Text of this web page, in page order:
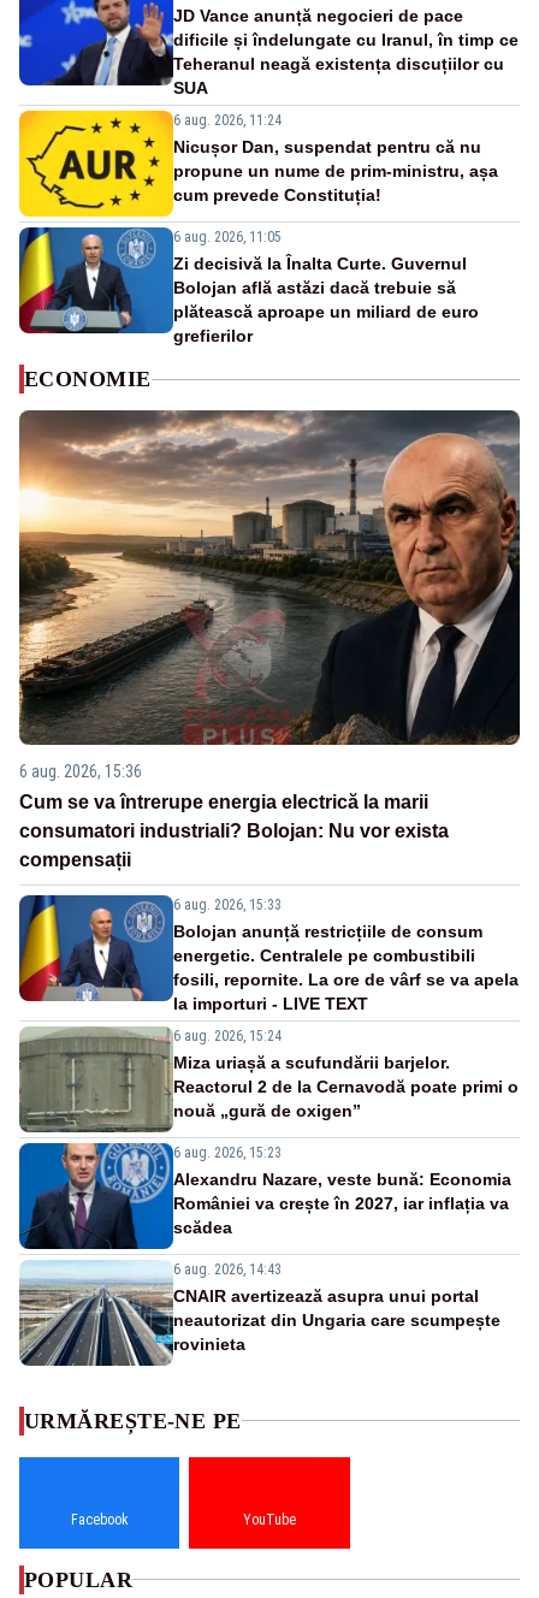
JD Vance anunță negocieri de pace
dificile și îndelungate cu Iranul, în timp ce
Teheranul neagă existența discuțiilor cu
SUA
6 aug. 2026, 11:24
Nicușor Dan, suspendat pentru că nu
propune un nume de prim-ministru, așa
cum prevede Constituția!
6 aug. 2026, 11:05
Zi decisivă la Înalta Curte. Guvernul
Bolojan află astăzi dacă trebuie să
plătească aproape un miliard de euro
grefierilor
ECONOMIE
6 aug. 2026, 15:36
Cum se va întrerupe energia electrică la marii
consumatori industriali? Bolojan: Nu vor exista
compensații
6 aug. 2026, 15:33
Bolojan anunță restricțiile de consum
energetic. Centralele pe combustibili
fosili, repornite. La ore de vârf se va apela
la importuri - LIVE TEXT
6 aug. 2026, 15:24
Miza uriașă a scufundării barjelor.
Reactorul 2 de la Cernavodă poate primi o
nouă „gură de oxigen”
6 aug. 2026, 15:23
Alexandru Nazare, veste bună: Economia
României va crește în 2027, iar inflația va
scădea
6 aug. 2026, 14:43
CNAIR avertizează asupra unui portal
neautorizat din Ungaria care scumpește
rovinieta
URMĂREȘTE-NE PE
Facebook YouTube
POPULAR